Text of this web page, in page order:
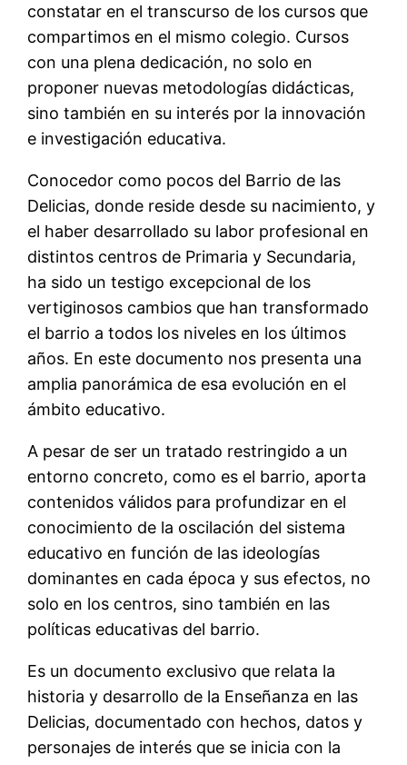
constatar en el transcurso de los cursos que
compartimos en el mismo colegio. Cursos
con una plena dedicación, no solo en
proponer nuevas metodologías didácticas,
sino también en su interés por la innovación
e investigación educativa.
Conocedor como pocos del Barrio de las
Delicias, donde reside desde su nacimiento, y
el haber desarrollado su labor profesional en
distintos centros de Primaria y Secundaria,
ha sido un testigo excepcional de los
vertiginosos cambios que han transformado
el barrio a todos los niveles en los últimos
años. En este documento nos presenta una
amplia panorámica de esa evolución en el
ámbito educativo.
A pesar de ser un tratado restringido a un
entorno concreto, como es el barrio, aporta
contenidos válidos para profundizar en el
conocimiento de la oscilación del sistema
educativo en función de las ideologías
dominantes en cada época y sus efectos, no
solo en los centros, sino también en las
políticas educativas del barrio.
Es un documento exclusivo que relata la
historia y desarrollo de la Enseñanza en las
Delicias, documentado con hechos, datos y
personajes de interés que se inicia con la